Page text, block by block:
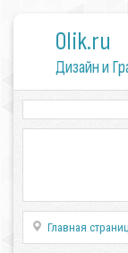
0lik.ru
Дизайн и
Главная